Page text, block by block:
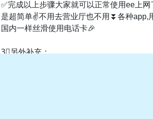
✅完成以上步骤大家就可以正常使用ee上网
是超简单✌️不用去营业厅也不用⏬各种app,
国内一样丝滑使用电话卡🎉
3⃣️另外补充：